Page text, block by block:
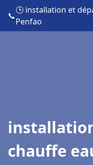
📞
🕒 installation et
Penfao
chauffe